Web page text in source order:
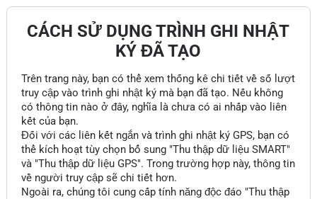
CÁCH SỬ DỤNG TRÌNH GHI NHẬT
KÝ ĐÃ TẠO
Trên trang này, bạn có thể xem thống kê chi tiết về số lượt
truy cập vào trình ghi nhật ký mà bạn đã tạo. Nếu không
có thông tin nào ở đây, nghĩa là chưa có ai nhấp vào liên
kết của bạn.
Đối với các liên kết ngắn và trình ghi nhật ký GPS, bạn có
thể kích hoạt tùy chọn bổ sung "Thu thập dữ liệu SMART"
và "Thu thập dữ liệu GPS". Trong trường hợp này, thông tin
về người truy cập sẽ chi tiết hơn.
Ngoài ra, chúng tôi cung cấp tính năng độc đáo "Thu thập